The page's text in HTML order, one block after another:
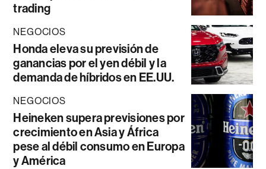
trading
NEGOCIOS
Honda eleva su previsión de
ganancias por el yen débil y la
demanda de híbridos en EE.UU.
NEGOCIOS
Heineken supera previsiones por
crecimiento en Asia y África
pese al débil consumo en Europa
y América